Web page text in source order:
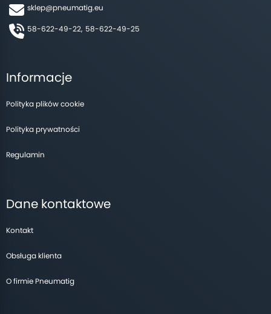
sklep@pneumatig.eu
58-622-49-22, 58-622-49-25
Informacje
Polityka plików cookie
Polityka prywatności
Regulamin
Dane kontaktowe
Kontakt
Obsługa klienta
O firmie Pneumatig